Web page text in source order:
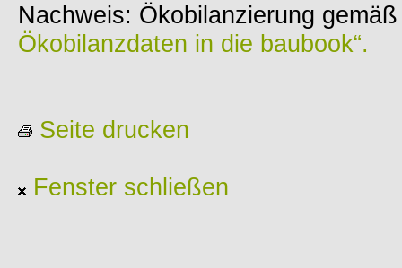
Nachweis: Ökobilanzierung
Ökobilanzdaten in die baubook“.
Seite drucken
Fenster schließen